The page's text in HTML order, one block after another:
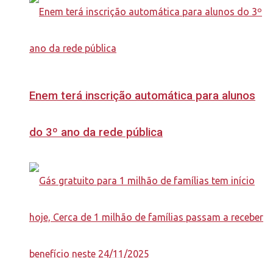
Enem terá inscrição automática para alunos
do 3º ano da rede pública